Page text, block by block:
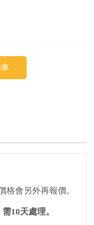
格會另外再報價。
需10天處理。